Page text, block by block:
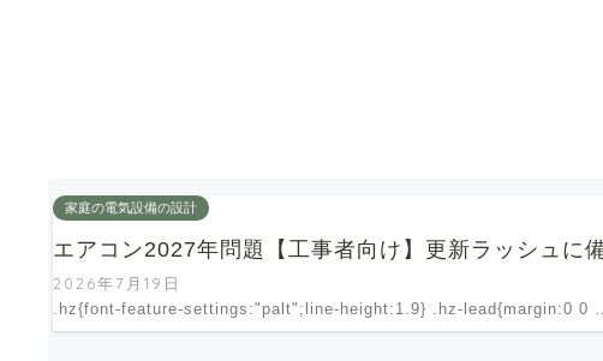
家庭の電気設備の設計
エアコン2027年問題【工事者向け】更新ラッシュに
2026年7月19日
.hz{font-feature-settings:"palt";line-height:1.9} .hz-lead{margin:0 0